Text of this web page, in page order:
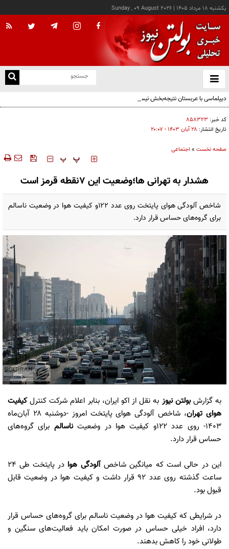
يکشنبه ۱۸ مرداد ۱۴۰۵ |
Sunday , 09 August 2026
باز
و
دیپلماسی با عربستان نتیجه‌بخش نیست؛ پاسخ نظامی ضروری است
کد خبر: ۸۵۸۳۲۳
تاریخ انتشار: ۲۸ آبان ۱۴۰۳ - ۲۰:۰۷
صفحه نخست » اجتماعی
‍‍‍ پ پ
هشدار به تهرانی ها؛وضعیت این 7نقطه قرمز است
شاخص آلودگی هوای پایتخت روی عدد 122و کیفیت هوا در وضعیت ناسالم
برای گروه‌های حساس قرار دارد.
به گزارش بولتن نیوز به نقل از اکو ایران، بنابر اعلام شرکت کنترلکیفیت
هوای تهران
، شاخص آلودگی هوای پایتخت امروز -دوشنبه ۲۸ آبان‌ماه
۱۴۰۳- روی عدد 122و کیفیت هوا در وضعیت
ناسالم برای گروه‌های
حساس قرار دارد.
این در حالی است که میانگین شاخصآلودگی هوا
در پایتخت طی ۲۴
ساعت گذشته روی عدد ۹۲ قرار داشت و کیفیت هوا در وضعیت قابل
قبول بود.
در شرایطی که کیفیت هوا در وضعیت ناسالم برای گروه‌های حساس قرار
دارد، افراد خیلی حساس در صورت امکان باید فعالیت‌های سنگین و
طولانی خود را کاهش بدهند.